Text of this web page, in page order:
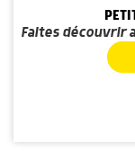
Faites découvrir